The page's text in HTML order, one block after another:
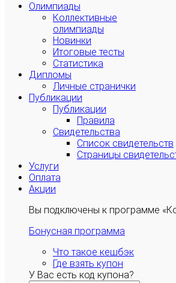
Олимпиады
Коллективные
олимпиады
Новинки
Итоговые тесты
Статистика
Дипломы
Личные странички
Публикации
Публикации
Правила
Свидетельства
Список свидетельств
Страницы
Услуги
Оплата
Акции
Вы подключены к программе
Бонусная программа
Что такое кешбэк
Где взять купон
У Вас есть код купона?